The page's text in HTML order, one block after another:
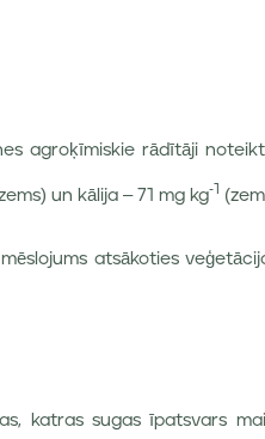
agroķīmiskie rādītāji
un kālija – 71 mg kg-1
atsākoties
katras sugas īpatsvars